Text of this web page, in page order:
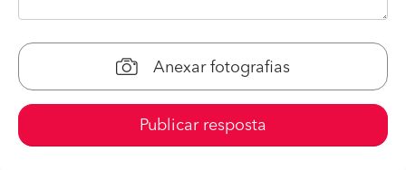
Anexar fotografias
Publicar resposta